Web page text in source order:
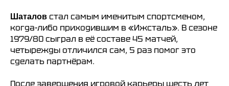
Шаталов стал самым именитым спортсменом,
когда-либо приходившим в «Ижсталь». В сезоне
1979/80 сыграл в её составе 45 матчей,
четырежды отличился сам, 5 раз помог это
сделать партнёрам.
После завершения игровой карьеры шесть лет